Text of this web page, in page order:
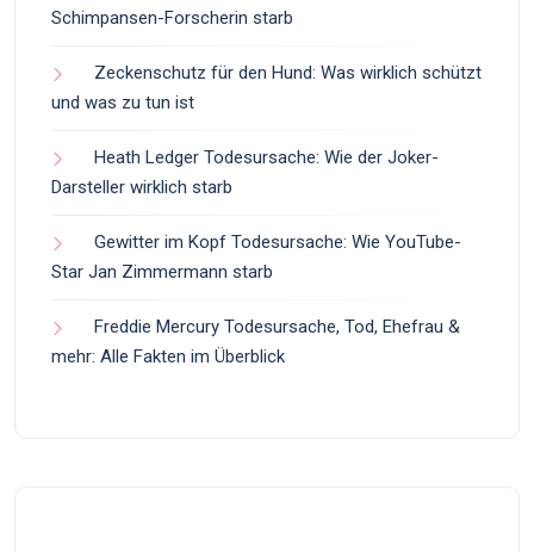
Schimpansen-Forscherin starb
Zeckenschutz für den Hund: Was wirklich schützt
und was zu tun ist
Heath Ledger Todesursache: Wie der Joker-
Darsteller wirklich starb
Gewitter im Kopf Todesursache: Wie YouTube-
Star Jan Zimmermann starb
Freddie Mercury Todesursache, Tod, Ehefrau &
mehr: Alle Fakten im Überblick